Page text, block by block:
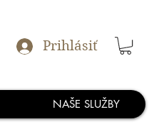
Prihlásiť
NAŠE SLUŽBY